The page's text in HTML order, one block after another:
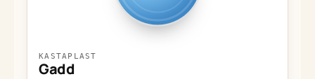
KASTAPLAST
Gadd